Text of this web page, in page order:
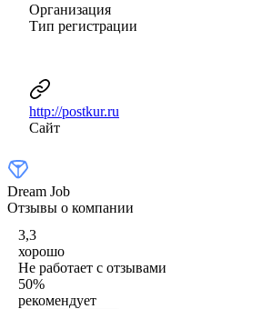
Организация
Тип регистрации
http://postkur.ru
Сайт
Dream Job
Отзывы о компании
3,3
хорошо
Не работает с отзывами
50%
рекомендует